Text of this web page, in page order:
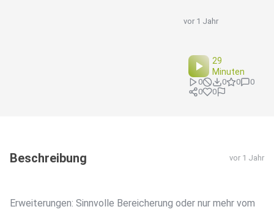
vor 1 Jahr
29
Minuten
0 0 0
0
0
0
Beschreibung vor 1 Jahr
Erweiterungen: Sinnvolle Bereicherung oder nur mehr vom